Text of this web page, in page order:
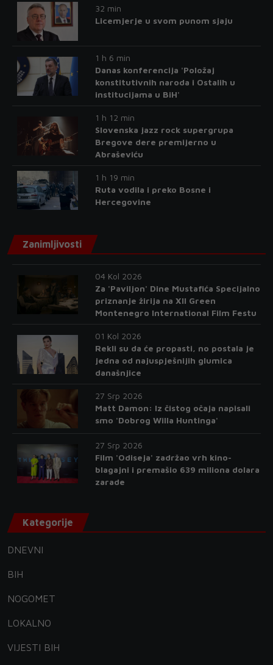
32 min
Licemjerje u svom punom sjaju
1 h 6 min
Danas konferencija 'Položaj
konstitutivnih naroda i Ostalih u
institucijama u BiH'
1 h 12 min
Slovenska jazz rock supergrupa
Bregove dere premijerno u
Abraševiću
1 h 19 min
Ruta vodila i preko Bosne i
Hercegovine
Zanimljivosti
04 Kol 2026
Za 'Paviljon' Dine Mustafića Specijalno
priznanje žirija na XII Green
Montenegro International Film Festu
01 Kol 2026
Rekli su da će propasti, no postala je
jedna od najuspješnijih glumica
današnjice
27 Srp 2026
Matt Damon: Iz čistog očaja napisali
smo 'Dobrog Willa Huntinga'
27 Srp 2026
Film 'Odiseja' zadržao vrh kino-
blagajni i premašio 639 miliona dolara
zarade
Kategorije
DNEVNI
BIH
NOGOMET
LOKALNO
VIJESTI BIH